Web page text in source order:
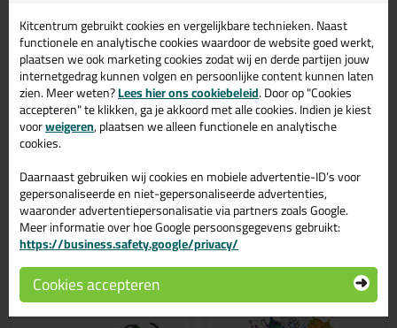
product?Lees alles over dit product >
Tips & tricks voor Seal-it Silicon 218
in RAL kleur
In de volgende blogs wordt dit product gebruikt:
Welke kit heb ik nodig voor mijn badkamer?
Gerelateerde producten
Kitcentrum gebruikt cookies en vergelijkbare technieken. Naast
functionele en analytische cookies waardoor de website goed werkt,
plaatsen we ook marketing cookies zodat wij en derde partijen jouw
internetgedrag kunnen volgen en persoonlijke content kunnen laten
zien. Meer weten?Lees hier ons cookiebeleid. Door op "Cookies
accepteren" te klikken, ga je akkoord met alle cookies. Indien je kiest
voorweigeren, plaatsen we alleen functionele en analytische
cookies.
Daarnaast gebruiken wij cookies en mobiele advertentie-ID’s voor
gepersonaliseerde en niet-gepersonaliseerde advertenties,
waaronder advertentiepersonalisatie via partners zoals Google.
Meer informatie over hoe Google persoonsgegevens gebruikt:
https://business.safety.google/privacy/
Cookies accepteren